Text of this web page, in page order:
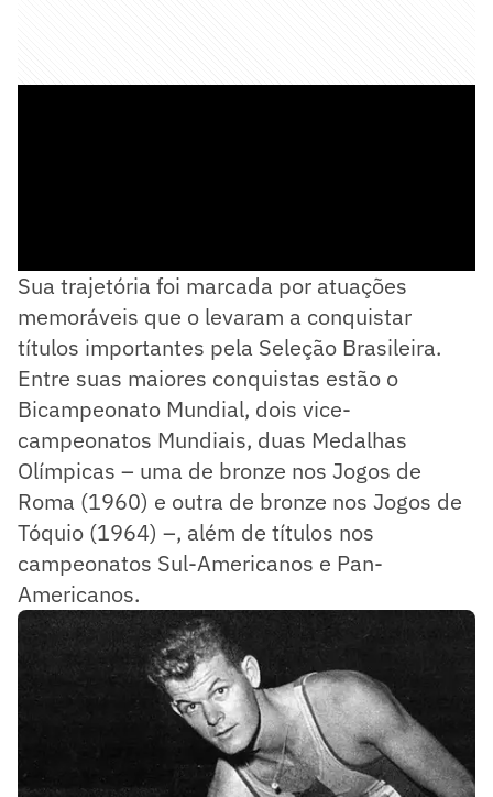
Sua trajetória foi marcada por atuações
memoráveis que o levaram a conquistar
títulos importantes pela Seleção Brasileira.
Entre suas maiores conquistas estão o
Bicampeonato Mundial, dois vice-
campeonatos Mundiais, duas Medalhas
Olímpicas – uma de bronze nos Jogos de
Roma (1960) e outra de bronze nos Jogos de
Tóquio (1964) –, além de títulos nos
campeonatos Sul-Americanos e Pan-
Americanos.